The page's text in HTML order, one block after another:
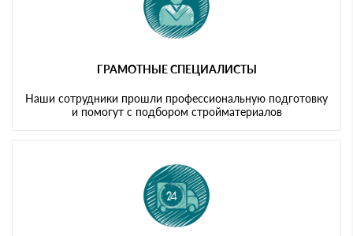
ГРАМОТНЫЕ СПЕЦИАЛИСТЫ
Наши сотрудники прошли профессиональную подготовку
и помогут с подбором стройматериалов